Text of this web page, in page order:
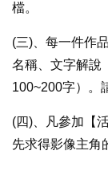
檔。
(三)、每一件作
名稱、文字解說
100~200字）。
(四)、凡參加【
先求得影像主角